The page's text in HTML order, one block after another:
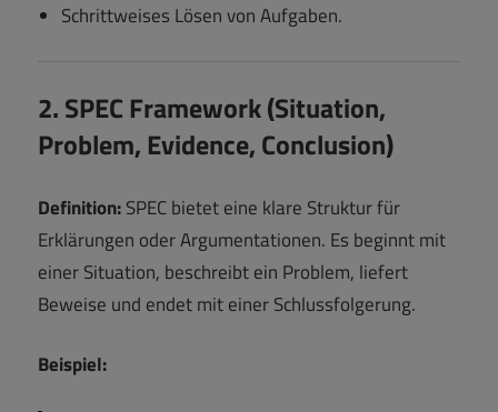
Schrittweises Lösen von Aufgaben.
2. SPEC Framework (Situation,
Problem, Evidence, Conclusion)
Definition:SPEC bietet eine klare Struktur für
Erklärungen oder Argumentationen. Es beginnt mit
einer Situation, beschreibt ein Problem, liefert
Beweise und endet mit einer Schlussfolgerung.
Beispiel: